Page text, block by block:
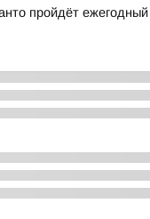
пройдёт